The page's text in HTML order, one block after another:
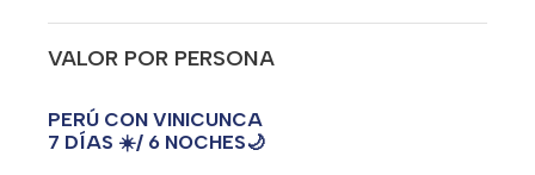
VALOR POR PERSONA
PERÚ CON VINICUNCA
7 DÍAS ☀️/ 6 NOCHES🌙